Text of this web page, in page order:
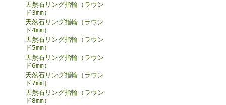
天然石リング指輪（ラウン
ド3mm）
天然石リング指輪（ラウン
ド4mm）
天然石リング指輪（ラウン
ド5mm）
天然石リング指輪（ラウン
ド6mm）
天然石リング指輪（ラウン
ド7mm）
天然石リング指輪（ラウン
ド8mm）